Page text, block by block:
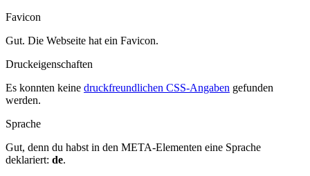
Favicon
Gut. Die Webseite hat ein Favicon.
Druckeigenschaften
Es konnten keine druckfreundlichen CSS-Angaben gefunden
werden.
Sprache
Gut, denn du habst in den META-Elementen eine Sprache
deklariert: de.